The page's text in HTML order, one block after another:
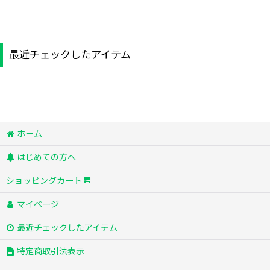
最近チェックしたアイテム
ホーム
はじめての方へ
ショッピングカート
マイページ
最近チェックしたアイテム
特定商取引法表示